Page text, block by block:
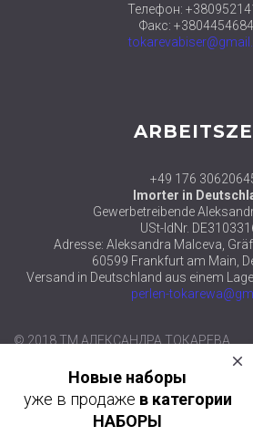
Телефон:
Факс:
+49 176
Imorter in
Gewerbetreibende
USt-IdNr.
Adresse: Aleksandra Malceva,
60599 Frankfurt am Main,
Versand in Deutschland aus einem
perlen-
© 2018 ТМ АЛЕКСАНДРА ТОКАРЕВА
Facebook Twitter
Новые наборы
уже в продажев категории
НАБОРЫ